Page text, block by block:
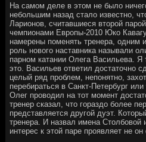
На самом деле в этом не было
небольшим назад стало известно,
Ларионов, считавшиеся второй
чемпионами Европы-2010 Юко
намерены поменять тренера, одним
роль нового наставника называли
парном катании Олега Васильева. Я
это. Васильев ответил достаточно
целый ряд проблем, непонятно,
перебираться в Санкт-Петербург
Олег проводил на тот момент
тренер сказал, что гораздо более
представляется другой дуэт.
тренера. И назвал имена Столбовой
интерес к этой паре проявляет не он